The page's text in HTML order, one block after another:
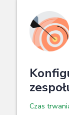
Czas